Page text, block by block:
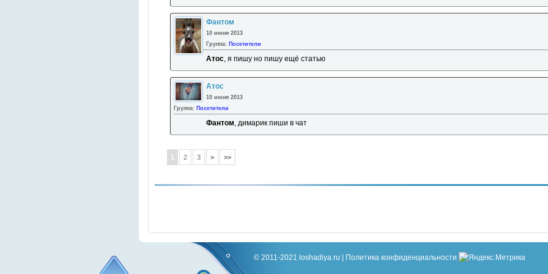
Фантом
10 июня 2013
Группа: Посетители
Атос, я пишу но пишу ещё статью
Атос
10 июня 2013
Группа: Посетители
Фантом , димарик пиши в чат
1 2 3 > >>
© 2011-2021 loshadiya.ru | Политика конфиденциальности